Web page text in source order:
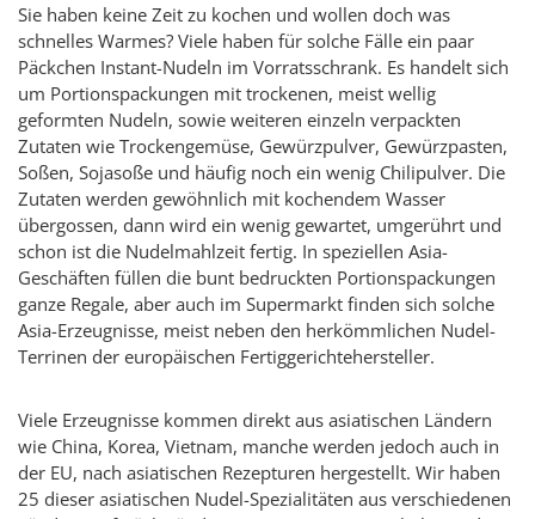
Sie haben keine Zeit zu kochen und wollen doch was
schnelles Warmes? Viele haben für solche Fälle ein paar
Päckchen Instant-Nudeln im Vorratsschrank. Es handelt sich
um Portionspackungen mit trockenen, meist wellig
geformten Nudeln, sowie weiteren einzeln verpackten
Zutaten wie Trockengemüse, Gewürzpulver, Gewürzpasten,
Soßen, Sojasoße und häufig noch ein wenig Chilipulver. Die
Zutaten werden gewöhnlich mit kochendem Wasser
übergossen, dann wird ein wenig gewartet, umgerührt und
schon ist die Nudelmahlzeit fertig. In speziellen Asia-
Geschäften füllen die bunt bedruckten Portionspackungen
ganze Regale, aber auch im Supermarkt finden sich solche
Asia-Erzeugnisse, meist neben den herkömmlichen Nudel-
Terrinen der europäischen Fertiggerichtehersteller.
Viele Erzeugnisse kommen direkt aus asiatischen Ländern
wie China, Korea, Vietnam, manche werden jedoch auch in
der EU, nach asiatischen Rezepturen hergestellt. Wir haben
25 dieser asiatischen Nudel-Spezialitäten aus verschiedenen